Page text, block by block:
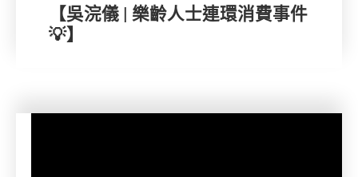
【吳浣儀 | 樂齡人士連環消費事件
💡】